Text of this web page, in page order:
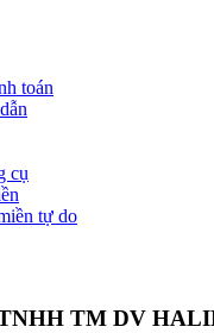
toán
cụ
tự do
TM DV